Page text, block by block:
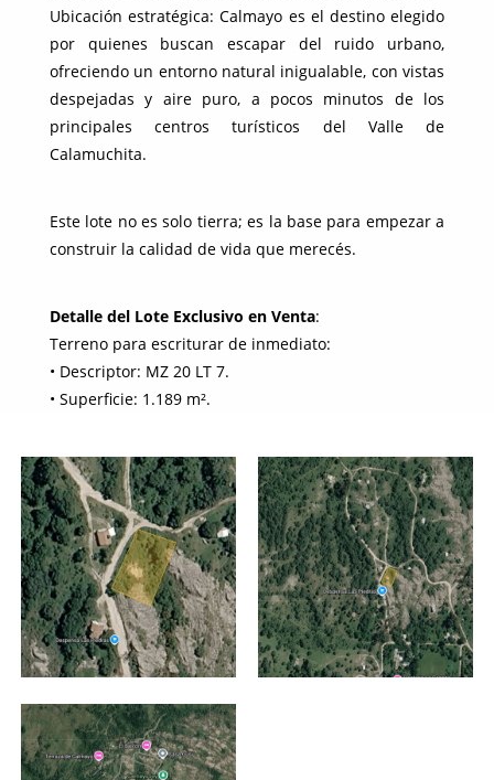
Ubicación estratégica: Calmayo es el destino elegido
por quienes buscan escapar del ruido urbano,
ofreciendo un entorno natural inigualable, con vistas
despejadas y aire puro, a pocos minutos de los
principales centros turísticos del Valle de
Calamuchita.
Este lote no es solo tierra; es la base para empezar a
construir la calidad de vida que merecés.
Detalle del Lote Exclusivo en Venta:
Terreno para escriturar de inmediato:
• Descriptor: MZ 20 LT 7.
• Superficie: 1.189 m².